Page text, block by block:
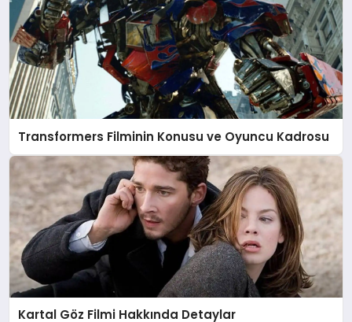
Transformers Filminin Konusu ve Oyuncu Kadrosu
Kartal Göz Filmi Hakkında Detaylar